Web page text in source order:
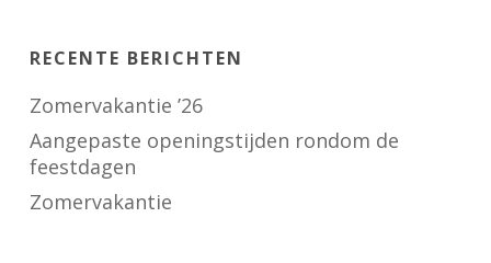
RECENTE BERICHTEN
Zomervakantie ’26
Aangepaste openingstijden rondom de
feestdagen
Zomervakantie